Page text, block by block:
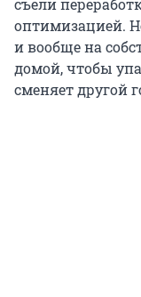
оптимизацией.
и вообще на
домой, чтобы
сменяет другой